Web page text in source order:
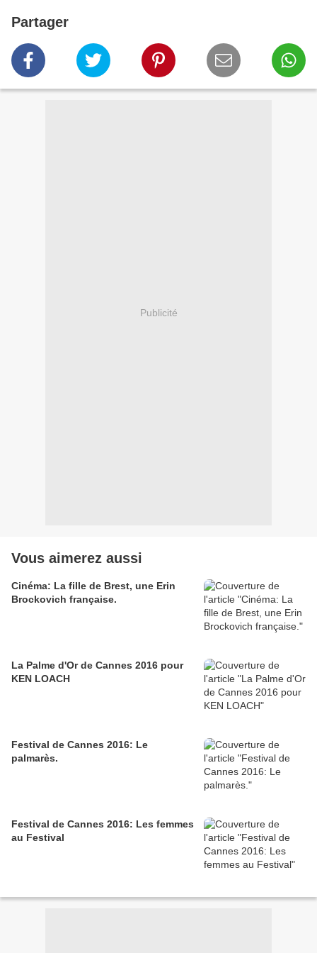
Partager
Publicité
Vous aimerez aussi
Cinéma: La fille de Brest, une Erin
Brockovich française.
La Palme d'Or de Cannes 2016 pour
KEN LOACH
Festival de Cannes 2016: Le
palmarès.
Festival de Cannes 2016: Les femmes
au Festival